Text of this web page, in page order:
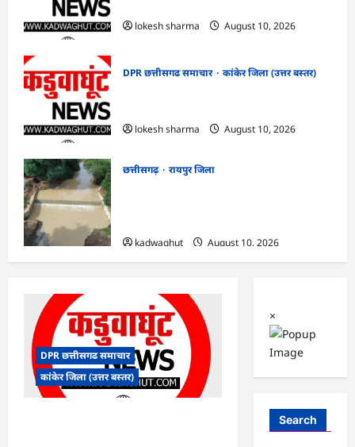
lokesh sharma
August 10, 2026
DPR छत्तीसगढ समाचार
कांकेर जिला (उत्तर बस्तर)
lokesh sharma
August 10, 2026
छत्तीसगढ़
रायपुर जिला
kadwaghut
August 10, 2026
DPR छत्तीसगढ समाचार
कांकेर जिला (उत्तर बस्तर)
×
Search